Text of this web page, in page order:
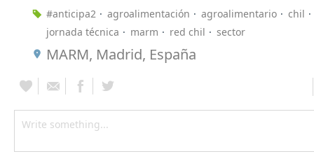
#anticipa2 agroalimentación agroalimentario
chil
jornada técnica
marm red chil sector
MARM, Madrid, España